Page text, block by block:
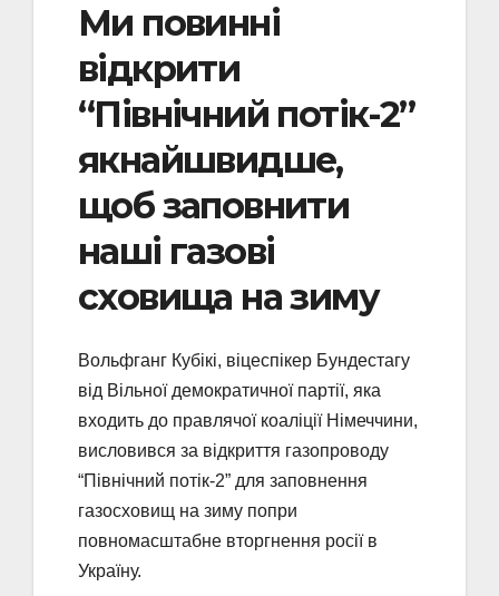
Ми повинні
відкрити
“Північний потік-2”
якнайшвидше,
щоб заповнити
наші газові
сховища на зиму
Вольфганг Кубікі, віцеспікер Бундестагу
від Вільної демократичної партії, яка
входить до правлячої коаліції Німеччини,
висловився за відкриття газопроводу
“Північний потік-2” для заповнення
газосховищ на зиму попри
повномасштабне вторгнення росії в
Україну.